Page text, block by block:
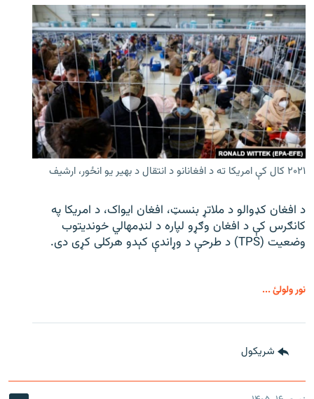
۲۰۲۱ کال کې امریکا ته د افغانانو د انتقال د بهیر یو انځور، ارشیف
د افغان کډوالو د ملاتړ بنسټ، افغان ایواک، د امریکا په
کانګرس کې د افغان وګړو لپاره د لنډمهالي خوندیتوب
وضعیت (TPS) د طرحې د وړاندې کېدو هرکلی کړی دی.
نور ولولئ ...
شريکول